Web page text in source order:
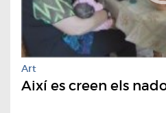
Art
Així es creen els